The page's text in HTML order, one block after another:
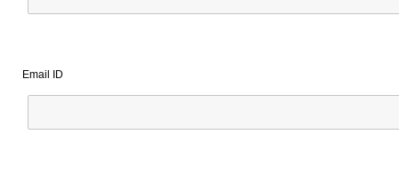
Email ID